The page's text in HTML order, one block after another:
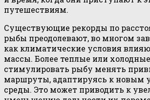
путешествиям.
Существующие рекорды по
рыбы преодолевают, во многом
как климатические условия
массы. Более теплые или
стимулировать рыбу менять
маршруты, адаптируясь к новым
среды. Это может приводить к